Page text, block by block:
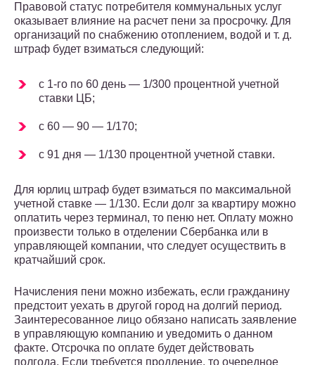
Правовой статус потребителя коммунальных услуг
оказывает влияние на расчет пени за просрочку. Для
организаций по снабжению отоплением, водой и т. д.
штраф будет взиматься следующий:
с 1-го по 60 день — 1/300 процентной учетной
ставки ЦБ;
с 60 — 90 — 1/170;
с 91 дня — 1/130 процентной учетной ставки.
Для юрлиц штраф будет взиматься по максимальной
учетной ставке — 1/130. Если долг за квартиру можно
оплатить через терминал, то пеню нет. Оплату можно
произвести только в отделении Сбербанка или в
управляющей компании, что следует осуществить в
кратчайший срок.
Начисления пени можно избежать, если гражданину
предстоит уехать в другой город на долгий период.
Заинтересованное лицо обязано написать заявление
в управляющую компанию и уведомить о данном
факте. Отсрочка по оплате будет действовать
полгода. Если требуется продление, то очередное